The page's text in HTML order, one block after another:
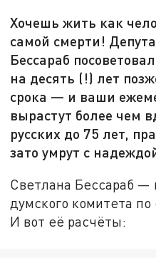
Хочешь жить как
самой смерти!
Бессараб
на десять (!) лет
срока — и ваши
вырастут более чем
русских до 75 лет,
зато умрут с
Светлана Бессараб
думского комитета
И вот её расчёты: